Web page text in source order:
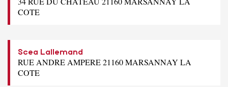
COTE
Scea Lallemand
RUE ANDRE AMPERE 21160 MARSANNAY LA
COTE